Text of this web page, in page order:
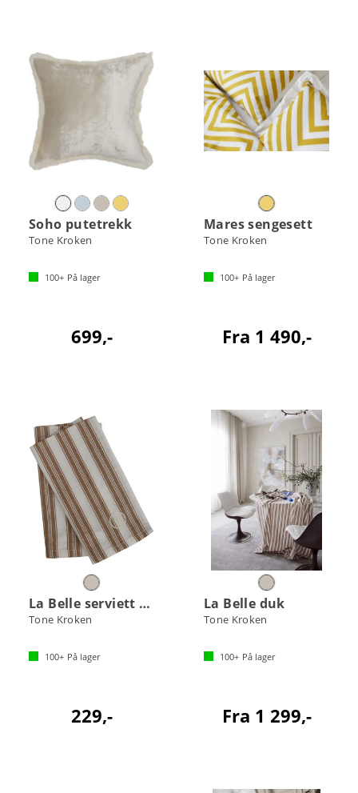
Soho putetrekk
Tone Kroken
100+ På lager
699,-
Mares sengesett
Tone Kroken
100+ På lager
Fra 1 490,-
La Belle serviett 2pk
Tone Kroken
100+ På lager
229,-
La Belle duk
Tone Kroken
100+ På lager
Fra 1 299,-